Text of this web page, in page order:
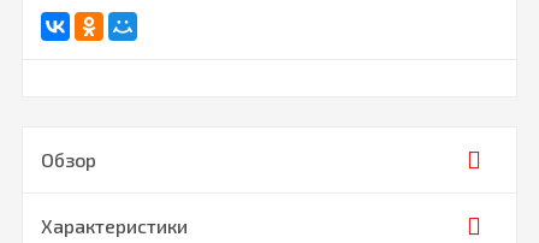
Обзор
Характеристики